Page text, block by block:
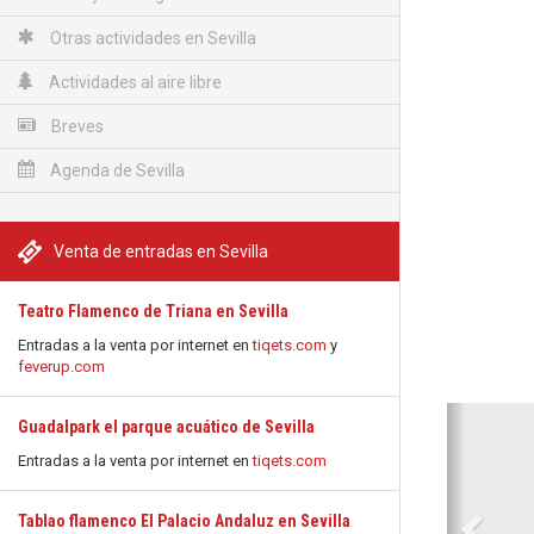
Otras actividades en Sevilla
Actividades al aire libre
Breves
Agenda de Sevilla
Venta de entradas en Sevilla
Teatro Flamenco de Triana en Sevilla
Entradas a la venta por internet entiqets.com y
feverup.com
Guadalpark el parque acuático de Sevilla
Entradas a la venta por internet entiqets.com
Tablao flamenco El Palacio Andaluz en Sevilla